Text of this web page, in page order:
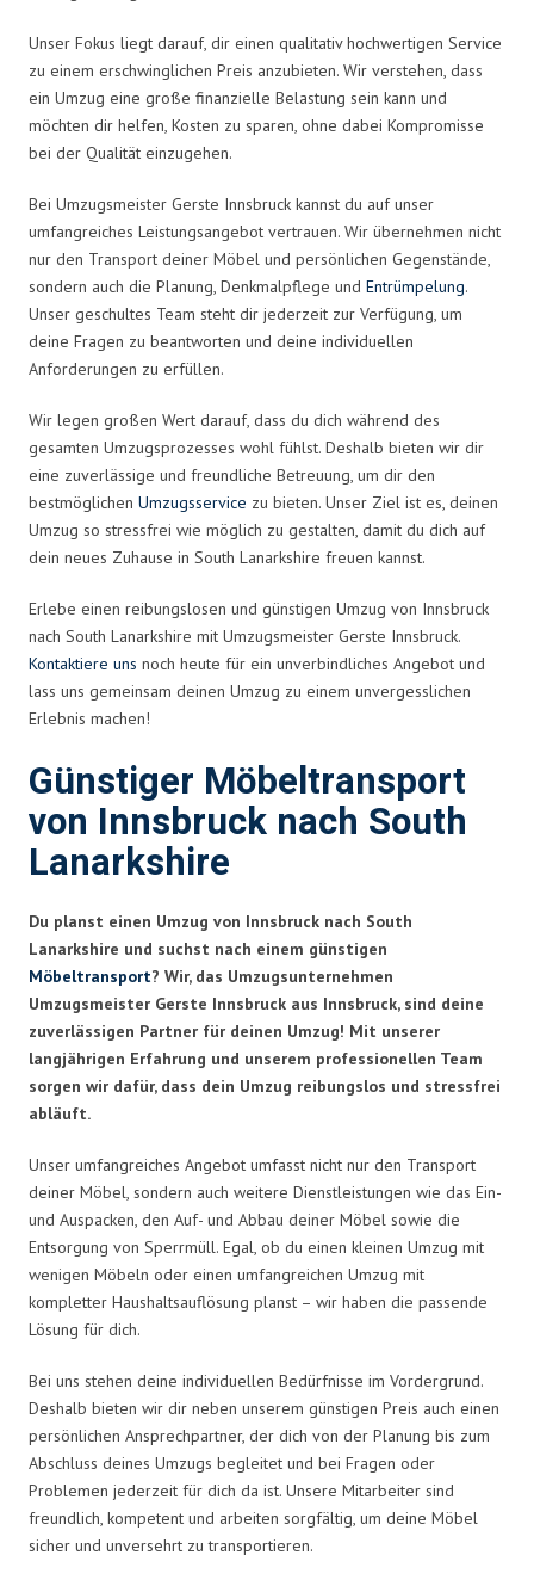
Unser Fokus liegt darauf, dir einen qualitativ hochwertigen Service
zu einem erschwinglichen Preis anzubieten. Wir verstehen, dass
ein Umzug eine große finanzielle Belastung sein kann und
möchten dir helfen, Kosten zu sparen, ohne dabei Kompromisse
bei der Qualität einzugehen.
Bei Umzugsmeister Gerste Innsbruck kannst du auf unser
umfangreiches Leistungsangebot vertrauen. Wir übernehmen nicht
nur den Transport deiner Möbel und persönlichen Gegenstände,
sondern auch die Planung, Denkmalpflege und Entrümpelung.
Unser geschultes Team steht dir jederzeit zur Verfügung, um
deine Fragen zu beantworten und deine individuellen
Anforderungen zu erfüllen.
Wir legen großen Wert darauf, dass du dich während des
gesamten Umzugsprozesses wohl fühlst. Deshalb bieten wir dir
eine zuverlässige und freundliche Betreuung, um dir den
bestmöglichen Umzugsservice zu bieten. Unser Ziel ist es, deinen
Umzug so stressfrei wie möglich zu gestalten, damit du dich auf
dein neues Zuhause in South Lanarkshire freuen kannst.
Erlebe einen reibungslosen und günstigen Umzug von Innsbruck
nach South Lanarkshire mit Umzugsmeister Gerste Innsbruck.
Kontaktiere uns noch heute für ein unverbindliches Angebot und
lass uns gemeinsam deinen Umzug zu einem unvergesslichen
Erlebnis machen!
Günstiger Möbeltransport
von Innsbruck nach South
Lanarkshire
Du planst einen Umzug von Innsbruck nach South
Lanarkshire und suchst nach einem günstigen
Möbeltransport? Wir, das Umzugsunternehmen
Umzugsmeister Gerste Innsbruck aus Innsbruck, sind deine
zuverlässigen Partner für deinen Umzug! Mit unserer
langjährigen Erfahrung und unserem professionellen Team
sorgen wir dafür, dass dein Umzug reibungslos und stressfrei
abläuft.
Unser umfangreiches Angebot umfasst nicht nur den Transport
deiner Möbel, sondern auch weitere Dienstleistungen wie das Ein-
und Auspacken, den Auf- und Abbau deiner Möbel sowie die
Entsorgung von Sperrmüll. Egal, ob du einen kleinen Umzug mit
wenigen Möbeln oder einen umfangreichen Umzug mit
kompletter Haushaltsauflösung planst – wir haben die passende
Lösung für dich.
Bei uns stehen deine individuellen Bedürfnisse im Vordergrund.
Deshalb bieten wir dir neben unserem günstigen Preis auch einen
persönlichen Ansprechpartner, der dich von der Planung bis zum
Abschluss deines Umzugs begleitet und bei Fragen oder
Problemen jederzeit für dich da ist. Unsere Mitarbeiter sind
freundlich, kompetent und arbeiten sorgfältig, um deine Möbel
sicher und unversehrt zu transportieren.